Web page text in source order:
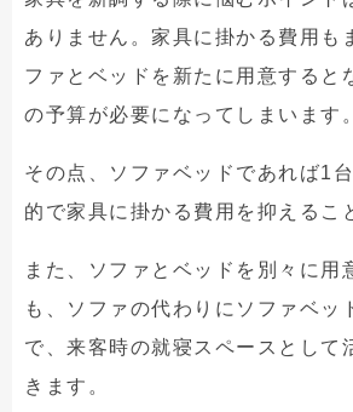
ありません。家具に掛かる費用も
ファとベッドを新たに用意すると
の予算が必要になってしまいます。
その点、ソファベッドであれば1
的で家具に掛かる費用を抑えるこ
また、ソファとベッドを別々に用
も、ソファの代わりにソファベッ
で、来客時の就寝スペースとして
きます。